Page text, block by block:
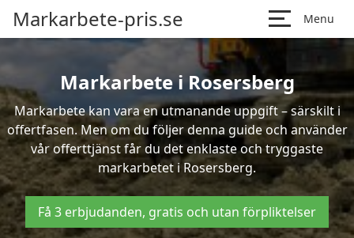
Markarbete-pris.se Menu
Markarbete i Rosersberg
Markarbete kan vara en utmanande uppgift – särskilt i
offertfasen. Men om du följer denna guide och använder
vår offerttjänst får du det enklaste och tryggaste
markarbetet i Rosersberg.
Få 3 erbjudanden, gratis och utan förpliktelser